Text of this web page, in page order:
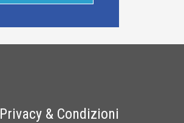
Privacy & Condizioni